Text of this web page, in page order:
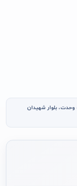
وحدت، بلوار شهیدان